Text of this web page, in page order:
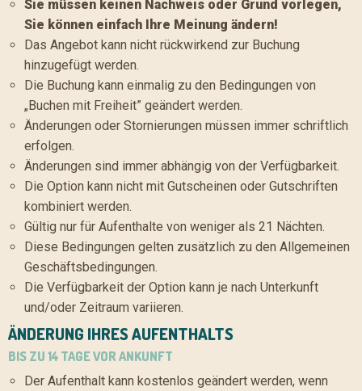
Sie müssen keinen Nachweis oder Grund vorlegen,
Sie können einfach Ihre Meinung ändern!
Das Angebot kann nicht rückwirkend zur Buchung
hinzugefügt werden.
Die Buchung kann einmalig zu den Bedingungen von
„Buchen mit Freiheit” geändert werden.
Änderungen oder Stornierungen müssen immer schriftlich
erfolgen.
Änderungen sind immer abhängig von der Verfügbarkeit.
Die Option kann nicht mit Gutscheinen oder Gutschriften
kombiniert werden.
Gültig nur für Aufenthalte von weniger als 21 Nächten.
Diese Bedingungen gelten zusätzlich zu den Allgemeinen
Geschäftsbedingungen.
Die Verfügbarkeit der Option kann je nach Unterkunft
und/oder Zeitraum variieren.
ÄNDERUNG IHRES AUFENTHALTS
BIS ZU 14 TAGE VOR ANKUNFT
Der Aufenthalt kann kostenlos geändert werden, wenn